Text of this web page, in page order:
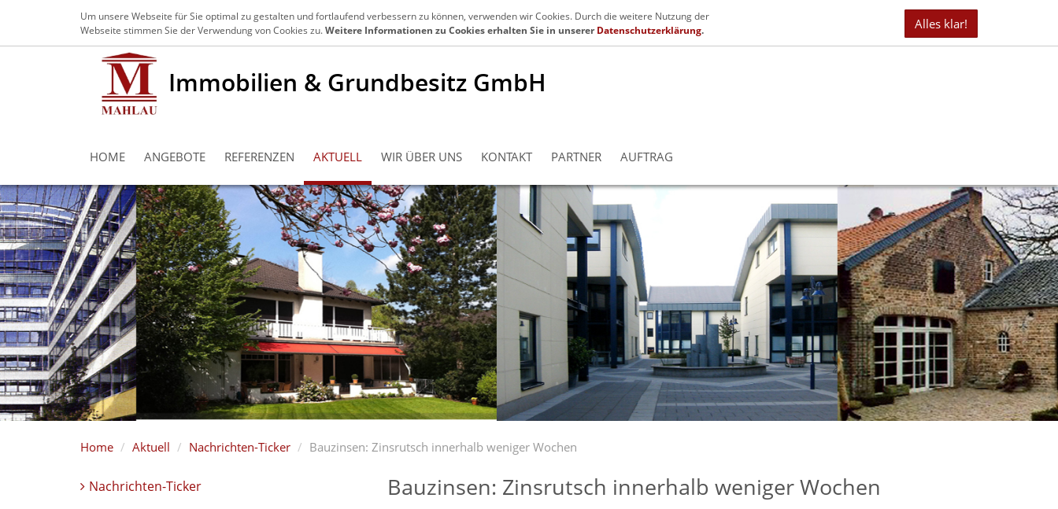
+49 203 3639970 info@mahlau-immobilien.de Seit 40 Jahren erfolgreich als Immobilienmakler tätig
Immobilien & Grundbesitz GmbH
HOME ANGEBOTE REFERENZEN AKTUELL WIR ÜBER UNS KONTAKT PARTNER AUFTRAG
Home Aktuell Nachrichten-Ticker Bauzinsen: Zinsrutsch innerhalb weniger Wochen
Bauzinsen: Zinsrutsch innerhalb weniger Wochen
Nachrichten-Ticker
Um unsere Webseite für Sie optimal zu gestalten und fortlaufend verbessern zu können, verwenden wir Cookies. Durch die weitere Nutzung der
Webseite stimmen Sie der Verwendung von Cookies zu.Weitere Informationen zu Cookies erhalten Sie in unsererDatenschutzerklärung. Alles klar!